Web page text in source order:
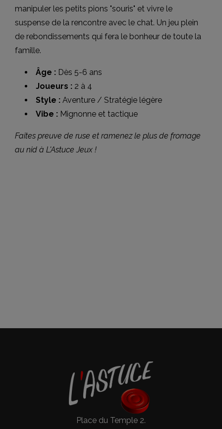
manipuler les petits pions "souris" et vivre le
suspense de la rencontre avec le chat. Un jeu plein
de rebondissements qui fera le bonheur de toute la
famille.
Âge : Dès 5-6 ans
Joueurs : 2 à 4
Style : Aventure / Stratégie légère
Vibe : Mignonne et tactique
Faites preuve de ruse et ramenez le plus de fromage
au nid à L'Astuce Jeux !
Place du Temple 2.